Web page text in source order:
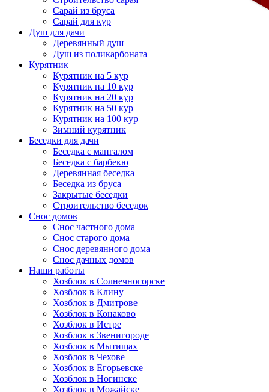
Сарай из бруса
Сарай для кур
Душ для дачи
Деревянный душ
Душ из поликарбоната
Курятник
Курятник на 5 кур
Курятник на 10 кур
Курятник на 20 кур
Курятник на 50 кур
Курятник на 100 кур
Зимний курятник
Беседки для дачи
Беседка с мангалом
Беседка с барбекю
Деревянная беседка
Беседка из бруса
Закрытые беседки
Строительство беседок
Снос домов
Снос частного дома
Снос старого дома
Снос деревянного дома
Снос дачных домов
Наши работы
Хозблок в Солнечногорске
Хозблок в Клину
Хозблок в Дмитрове
Хозблок в Конаково
Хозблок в Истре
Хозблок в Звенигороде
Хозблок в Мытищах
Хозблок в Чехове
Хозблок в Егорьевске
Хозблок в Ногинске
Хозблок в Можайске